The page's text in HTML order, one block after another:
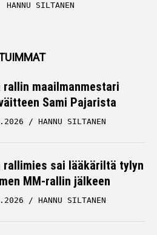
HANNU SILTANEN
rallin maailmanmestari
Sami Pajarista
HANNU SILTANEN
rallimies sai lääkäriltä tylyn
MM-rallin jälkeen
HANNU SILTANEN